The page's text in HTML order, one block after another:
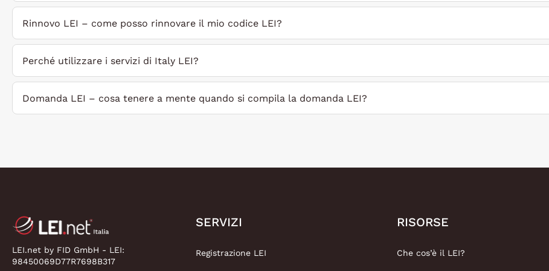
Rinnovo LEI – come posso rinnovare il mio codice LEI?
Perché utilizzare i servizi di Italy LEI?
Domanda LEI – cosa tenere a mente quando si compila la domanda LEI?
LEI.net by FID GmbH - LEI:
98450069D77R7698B317
SERVIZI
Registrazione LEI
RISORSE
Che cos’è il LEI?